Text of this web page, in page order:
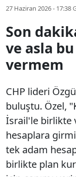
27 Haziran 2026 - 17:38
Son
ve asla
vermem
CHP lideri
buluştu. Özel,
İsrail'le birlikte
hesaplara
tek adam
birlikte plan